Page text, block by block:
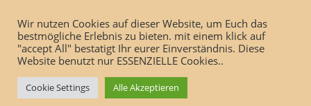
springen
Inhalt
springen
Menü
Wir nutzen Cookies auf dieser Website, um Euch das
bestmögliche Erlebnis zu bieten. mit einem klick auf
"accept All" bestatigt Ihr eurer Einverständnis. Diese
Website benutzt nur ESSENZIELLE Cookies..
Cookie Settings Alle Akzeptieren